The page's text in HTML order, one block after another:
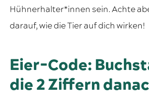
Hühnerhalter*innen sein. Achte
darauf, wie die Tier auf dich wirken!
Eier-Code:
die 2 Ziffern